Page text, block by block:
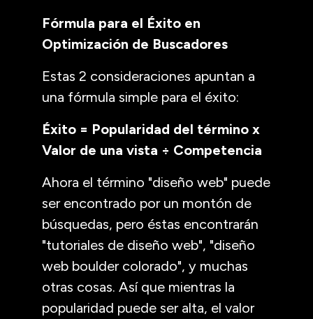
Fórmula para el Éxito en
Optimización de Buscadores
Estas 2 consideraciones apuntan a
una fórmula simple para el éxito:
Éxito = Popularidad del término x
Valor de una vista ÷ Competencia
Ahora el término "diseño web" puede
ser encontrado por un montón de
búsquedas, pero éstas encontrarán
"tutoriales de diseño web", "diseño
web boulder colorado", y muchas
otras cosas. Así que mientras la
popularidad puede ser alta, el valor